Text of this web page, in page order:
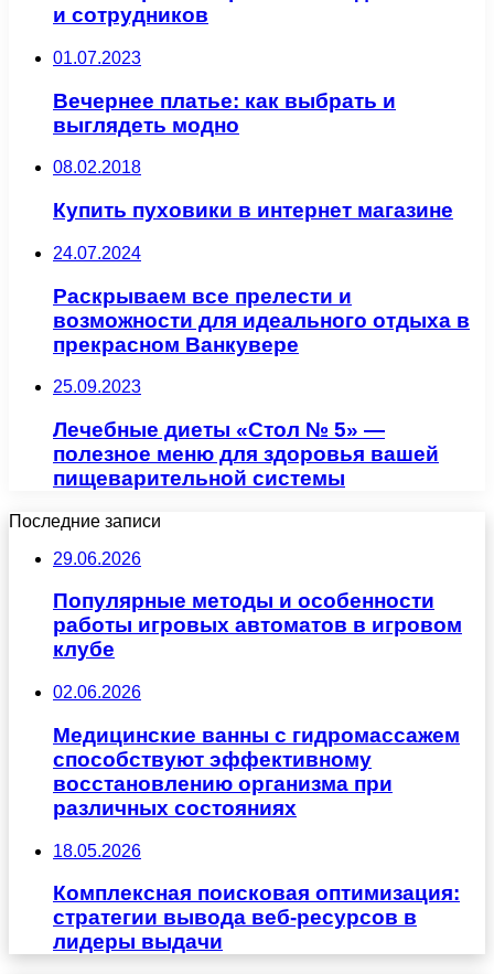
и сотрудников
01.07.2023
Вечернее платье: как выбрать и
выглядеть модно
08.02.2018
Купить пуховики в интернет магазине
24.07.2024
Раскрываем все прелести и
возможности для идеального отдыха в
прекрасном Ванкувере
25.09.2023
Лечебные диеты «Стол № 5» —
полезное меню для здоровья вашей
пищеварительной системы
Последние записи
29.06.2026
Популярные методы и особенности
работы игровых автоматов в игровом
клубе
02.06.2026
Медицинские ванны с гидромассажем
способствуют эффективному
восстановлению организма при
различных состояниях
18.05.2026
Комплексная поисковая оптимизация:
стратегии вывода веб-ресурсов в
лидеры выдачи